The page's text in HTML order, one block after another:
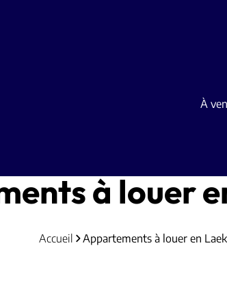
À
à louer
Accueil Appartements à louer en